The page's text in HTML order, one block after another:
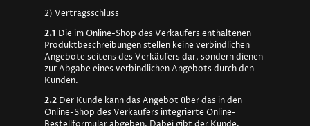
2) Vertragsschluss
2.1 Die im Online-Shop des Verkäufers enthaltenen
Produktbeschreibungen stellen keine verbindlichen
Angebote seitens des Verkäufers dar, sondern dienen
zur Abgabe eines verbindlichen Angebots durch den
Kunden.
2.2 Der Kunde kann das Angebot über das in den
Online-Shop des Verkäufers integrierte Online-